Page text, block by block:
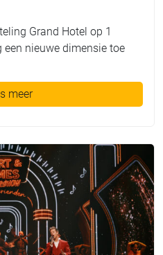
Grand Hotel op 1
nieuwe dimensie toe
meer